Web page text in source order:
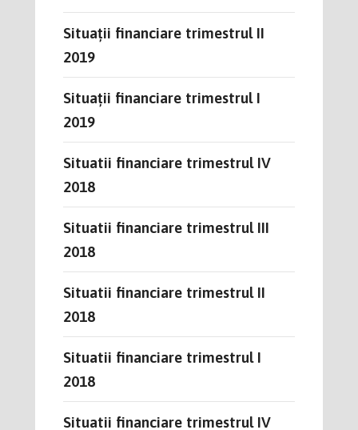
Situații financiare trimestrul II
2019
Situații financiare trimestrul I
2019
Situatii financiare trimestrul IV
2018
Situatii financiare trimestrul III
2018
Situatii financiare trimestrul II
2018
Situatii financiare trimestrul I
2018
Situatii financiare trimestrul IV